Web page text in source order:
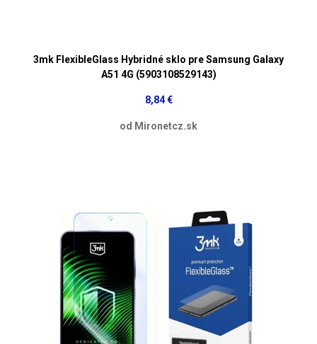
3mk FlexibleGlass Hybridné sklo pre Samsung Galaxy
A51 4G (5903108529143)
8,84 €
od Mironetcz.sk